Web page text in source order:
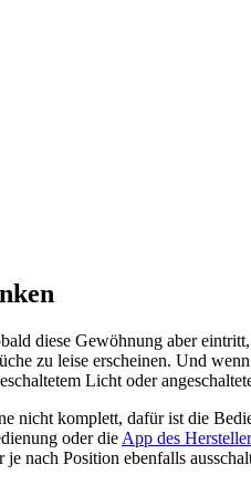
diese Gewöhnung aber
zu leise erscheinen. Und
Licht oder
nicht komplett, dafür ist die
oder die App des
nach Position ebenfalls